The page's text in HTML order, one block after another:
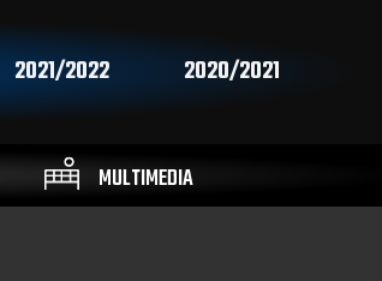
2021/2022 2020/2021
MULTIMEDIA